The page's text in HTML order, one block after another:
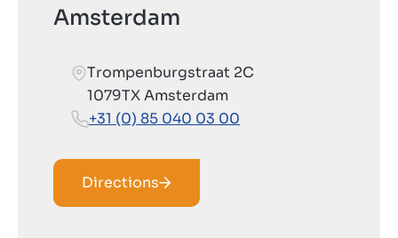
Amsterdam
Trompenburgstraat 2C
1079TX Amsterdam
+31 (0) 85 040 03 00
Directions